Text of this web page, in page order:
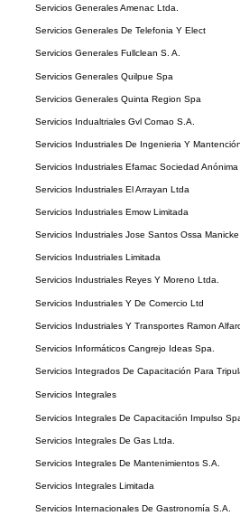
Servicios Generales Amenac Ltda.
Servicios Generales De Telefonia Y Elect
Servicios Generales Fullclean S. A.
Servicios Generales Quilpue Spa
Servicios Generales Quinta Region Spa
Servicios Indualtriales Gvl Comao S.A.
Servicios Industriales De Ingenieria Y
Servicios Industriales Efamac Sociedad Anónima
Servicios Industriales El Arrayan Ltda
Servicios Industriales Emow Limitada
Servicios Industriales Jose Santos Ossa Manicke
Servicios Industriales Limitada
Servicios Industriales Reyes Y Moreno Ltda.
Servicios Industriales Y De Comercio Ltd
Servicios Industriales Y Transportes Ramon
Servicios Informáticos Cangrejo Ideas Spa.
Servicios Integrados De Capacitación Para
Servicios Integrales
Servicios Integrales De Capacitación Impulso
Servicios Integrales De Gas Ltda.
Servicios Integrales De Mantenimientos S.A.
Servicios Integrales Limitada
Servicios Internacionales De Gastronomía S.A.